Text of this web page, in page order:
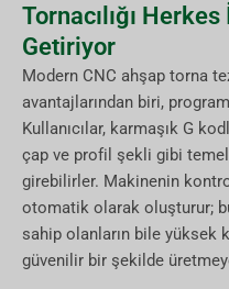
Tornacılığı
Getiriyor
Modern CNC ahşap torna
avantajlarından biri,
Kullanıcılar, karmaşık G
çap ve profil şekli gibi
girebilirler. Makinenin kontrol
otomatik olarak oluşturur;
sahip olanların bile yüksek
güvenilir bir şekilde